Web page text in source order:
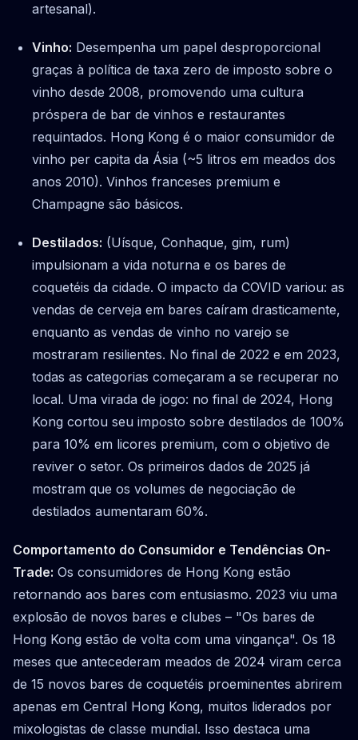
artesanal).
Vinho: Desempenha um papel desproporcional
graças à política de taxa zero de imposto sobre o
vinho desde 2008, promovendo uma cultura
próspera de bar de vinhos e restaurantes
requintados. Hong Kong é o maior consumidor de
vinho per capita da Ásia (~5 litros em meados dos
anos 2010). Vinhos franceses premium e
Champagne são básicos.
Destilados: (Uísque, Conhaque, gim, rum)
impulsionam a vida noturna e os bares de
coquetéis da cidade. O impacto da COVID variou: as
vendas de cerveja em bares caíram drasticamente,
enquanto as vendas de vinho no varejo se
mostraram resilientes. No final de 2022 e em 2023,
todas as categorias começaram a se recuperar no
local. Uma virada de jogo: no final de 2024, Hong
Kong cortou seu imposto sobre destilados de 100%
para 10% em licores premium, com o objetivo de
reviver o setor. Os primeiros dados de 2025 já
mostram que os volumes de negociação de
destilados aumentaram 60%.
Comportamento do Consumidor e Tendências On-
Trade: Os consumidores de Hong Kong estão
retornando aos bares com entusiasmo. 2023 viu uma
explosão de novos bares e clubes – "Os bares de
Hong Kong estão de volta com uma vingança". Os 18
meses que antecederam meados de 2024 viram cerca
de 15 novos bares de coquetéis proeminentes abrirem
apenas em Central Hong Kong, muitos liderados por
mixologistas de classe mundial. Isso destaca uma